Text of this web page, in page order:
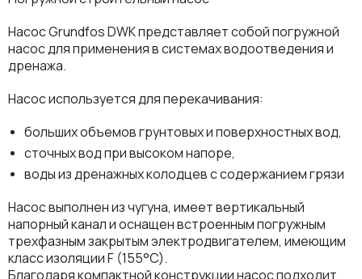
Насос Grundfos DWK представляет собой погружной
насос для применения в системах водоотведения и
дренажа.
Насос используется для перекачивания:
больших объемов грунтовых и поверхностных вод,
сточных вод при высоком напоре,
воды из дренажных колодцев с содержанием грязи
Насос выполнен из чугуна, имеет вертикальный
напорный канал и оснащен встроенным погружным
трехфазным закрытым электродвигателем, имеющим
класс изоляции F (155°C).
Благодаря компактной конструкции насос подходит